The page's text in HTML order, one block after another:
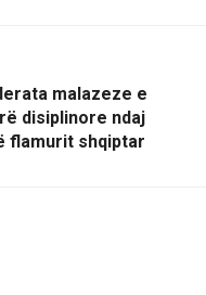
malazeze e
disiplinore ndaj
flamurit shqiptar